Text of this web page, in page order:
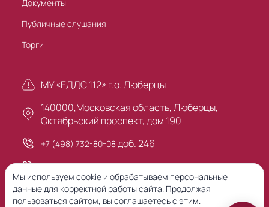
Документы
Публичные слушания
Торги
МУ «ЕДДС 112» г.о. Люберцы
140000,Московская область, Люберцы,
Октябрьский проспект, дом 190
+7 (498) 732-80-08 доб. 246
+7 (495) 503-30-00
Мы используем cookie и обрабатываем персональные
данные для корректной работы сайта. Продолжая
пользоваться сайтом, вы соглашаетесь с этим.